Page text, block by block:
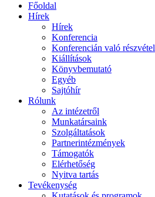
Főoldal
Hírek
Hírek
Konferencia
Konferencián való részvétel
Kiállítások
Könyvbemutató
Egyéb
Sajtóhír
Rólunk
Az intézetről
Munkatársaink
Szolgáltatások
Partnerintézmények
Támogatók
Elérhetőség
Nyitva tartás
Tevékenység